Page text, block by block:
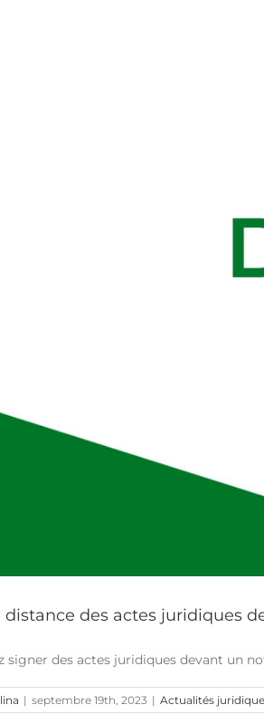
distance des actes juridiques
signer des actes juridiques devant un
| septembre 19th, 2023 | Actualités